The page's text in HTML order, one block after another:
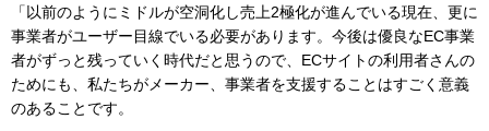
「以前のようにミドルが空洞化し売上2極化が進んでいる現在、更に
事業者がユーザー目線でいる必要があります。今後は優良なEC事業
者がずっと残っていく時代だと思うので、ECサイトの利用者さんの
ためにも、私たちがメーカー、事業者を支援することはすごく意義
のあることです。